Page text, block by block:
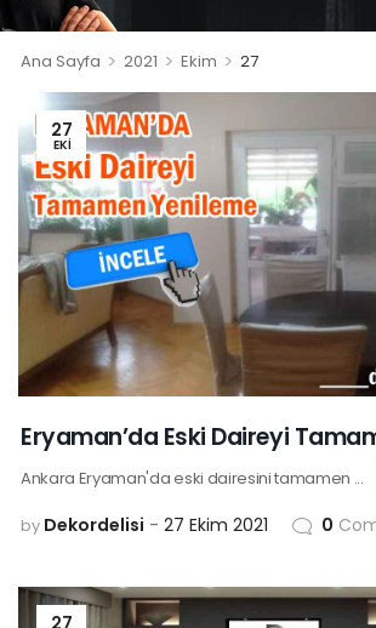
Ana Sayfa > 2021 > Ekim > 27
27
EKI
Eryaman’da Eski Daireyi
Ankara Eryaman'da eski dairesini tamamen ...
by Dekordelisi 27 Ekim 2021 0